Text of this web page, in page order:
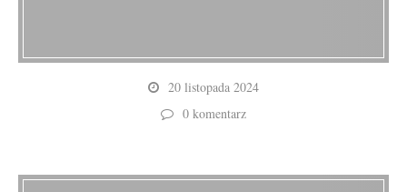
20 listopada 2024
0 komentarz